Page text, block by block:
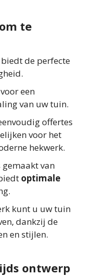
te
biedt de perfecte
een
van uw tuin.
offertes
voor het
hekwerk.
van
optimale
kunt u uw tuin
dankzij de
en stijlen.
ontwerp